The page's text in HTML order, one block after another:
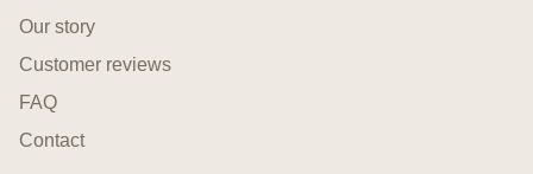
Our story
Customer reviews
FAQ
Contact